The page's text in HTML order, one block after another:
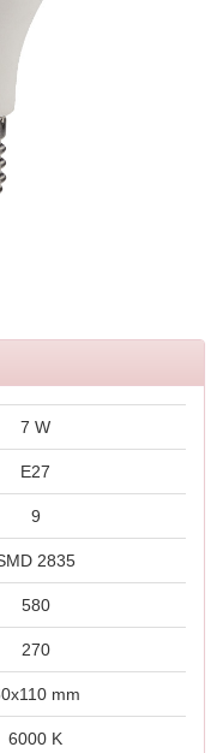
7 W
E27
9
2835
580
270
mm
6000 K